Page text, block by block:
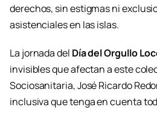
derechos, sin estigmas ni
asistenciales en las islas.
La jornada del Día del Orgullo
invisibles que afectan a este
Sociosanitaria,José Ricardo
inclusiva que tenga en cuenta